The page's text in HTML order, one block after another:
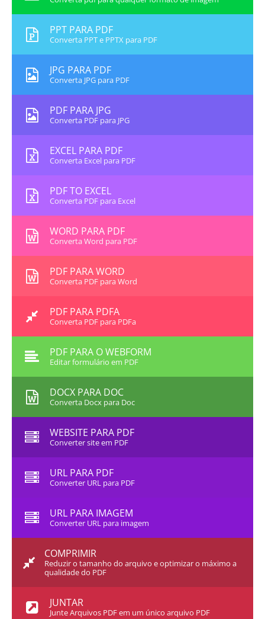
PPT PARA PDF
Converta PPT e PPTX para PDF
JPG PARA PDF
Converta JPG para PDF
PDF PARA JPG
Converta PDF para JPG
EXCEL PARA PDF
Converta Excel para PDF
PDF TO EXCEL
Converta PDF para Excel
WORD PARA PDF
Converta Word para PDF
PDF PARA WORD
Converta PDF para Word
PDF PARA PDFA
Converta PDF para PDFa
PDF PARA O WEBFORM
Editar formulário em PDF
DOCX PARA DOC
Converta Docx para Doc
WEBSITE PARA PDF
Converter site em PDF
URL PARA PDF
Converter URL para PDF
URL PARA IMAGEM
Converter URL para imagem
COMPRIMIR
Reduzir o tamanho do arquivo e optimizar o máximo a
qualidade do PDF
JUNTAR
Junte Arquivos PDF em um único arquivo PDF